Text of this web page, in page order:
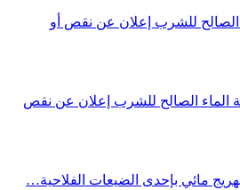
للشرب إعلان عن نقص أو
الماء الصالح للشرب إعلان عن نقص
مائي بإحدى الضيعات الفلاحية…